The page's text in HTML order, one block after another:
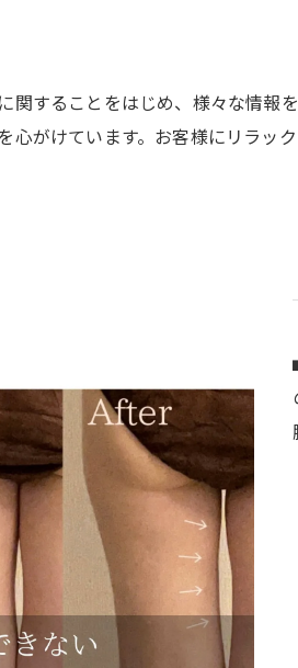
関することをはじめ、様々な情報
心がけています。お客様にリラッ